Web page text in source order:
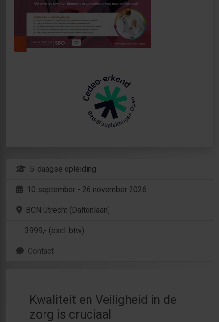
5-daagse opleiding
10 september - 26 november 2026
BCN Utrecht (Daltonlaan)
3999,- (excl. btw)
Contact
Kwaliteit en Veiligheid in de
zorg is cruciaal